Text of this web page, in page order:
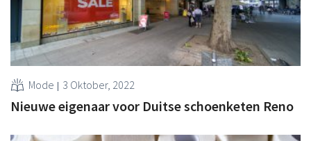
Mode 3 Oktober, 2022
Nieuwe eigenaar voor Duitse schoenketen Reno